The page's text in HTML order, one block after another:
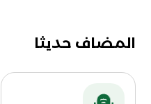
المضاف حديثا